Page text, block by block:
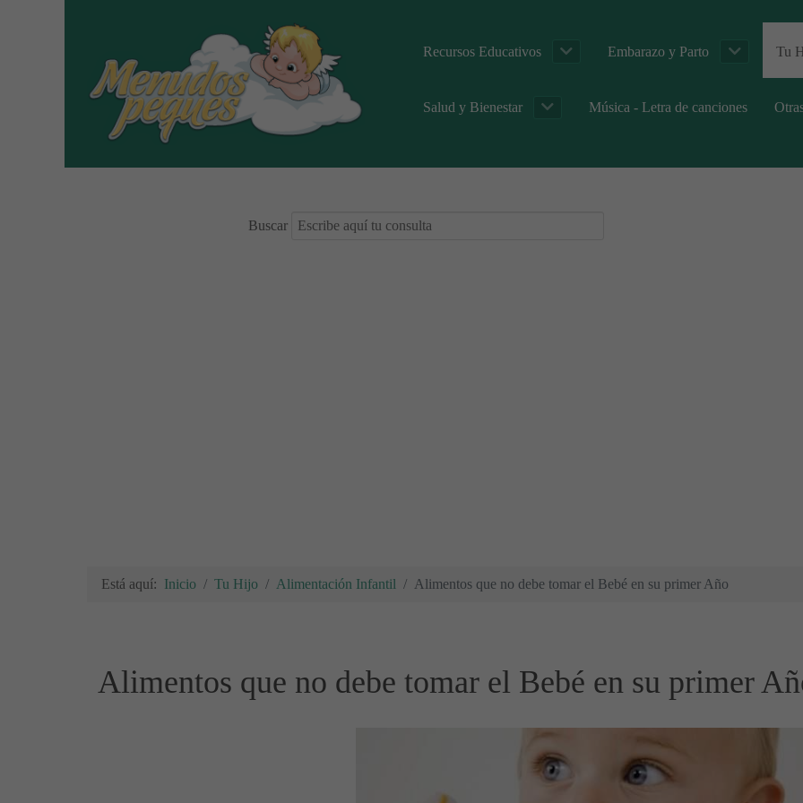
Recursos Educativos Embarazo y Parto Tu
Salud y Bienestar Música - Letra de canciones
Buscar
Está aquí: Inicio Tu Hijo Alimentación Infantil Alimentos que no debe tomar el Bebé en su primer Año
Alimentos que no debe tomar el Bebé en su primer